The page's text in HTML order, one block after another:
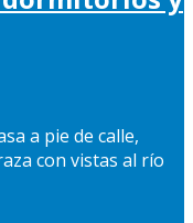
a pie de calle,
con vistas al río